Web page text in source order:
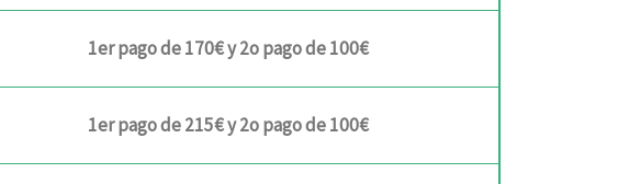
1er pago de 170€ y 2o pago de 100€
1er pago de 215€ y 2o pago de 100€